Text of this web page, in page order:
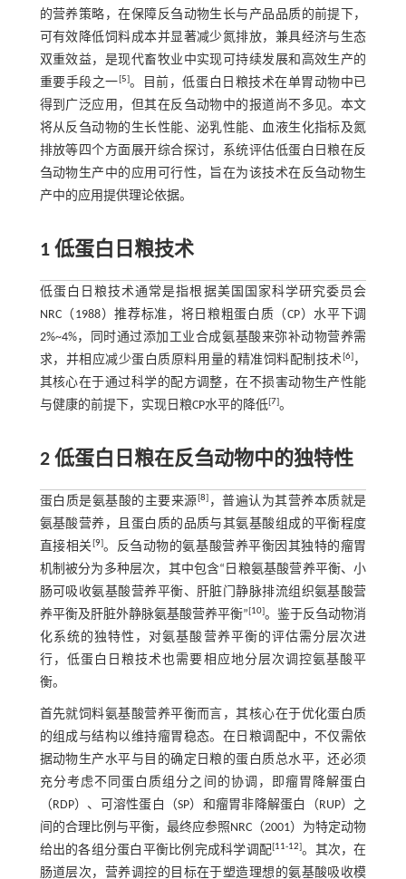
的营养策略，在保障反刍动物生长与产品品质的前提下，
可有效降低饲料成本并显著减少氮排放，兼具经济与生态
双重效益，是现代畜牧业中实现可持续发展和高效生产的
重要手段之一[5]。目前，低蛋白日粮技术在单胃动物中已
得到广泛应用，但其在反刍动物中的报道尚不多见。本文
将从反刍动物的生长性能、泌乳性能、血液生化指标及氮
排放等四个方面展开综合探讨，系统评估低蛋白日粮在反
刍动物生产中的应用可行性，旨在为该技术在反刍动物生
产中的应用提供理论依据。
1 低蛋白日粮技术
低蛋白日粮技术通常是指根据美国国家科学研究委员会
NRC（1988）推荐标准，将日粮粗蛋白质（CP）水平下调
2%~4%，同时通过添加工业合成氨基酸来弥补动物营养需
求，并相应减少蛋白质原料用量的精准饲料配制技术[6]，
其核心在于通过科学的配方调整，在不损害动物生产性能
与健康的前提下，实现日粮CP水平的降低[7]。
2 低蛋白日粮在反刍动物中的独特性
蛋白质是氨基酸的主要来源[8] ，普遍认为其营养本质就是
氨基酸营养，且蛋白质的品质与其氨基酸组成的平衡程度
直接相关[9]。反刍动物的氨基酸营养平衡因其独特的瘤胃
机制被分为多种层次，其中包含“日粮氨基酸营养平衡、小
肠可吸收氨基酸营养平衡、肝脏门静脉排流组织氨基酸营
养平衡及肝脏外静脉氨基酸营养平衡”[10]。鉴于反刍动物消
化系统的独特性，对氨基酸营养平衡的评估需分层次进
行，低蛋白日粮技术也需要相应地分层次调控氨基酸平
衡。
首先就饲料氨基酸营养平衡而言，其核心在于优化蛋白质
的组成与结构以维持瘤胃稳态。在日粮调配中，不仅需依
据动物生产水平与目的确定日粮的蛋白质总水平，还必须
充分考虑不同蛋白质组分之间的协调，即瘤胃降解蛋白
（RDP）、可溶性蛋白（SP）和瘤胃非降解蛋白（RUP）之
间的合理比例与平衡，最终应参照NRC（2001）为特定动物
给出的各组分蛋白平衡比例完成科学调配[11-12]。其次，在
肠道层次，营养调控的目标在于塑造理想的氨基酸吸收模